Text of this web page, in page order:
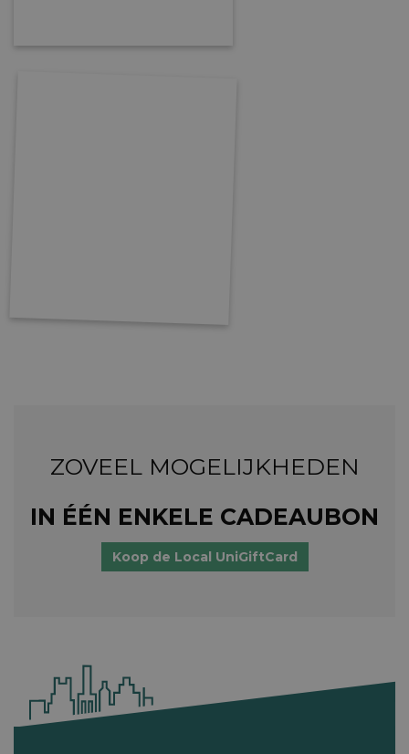
ZOVEEL MOGELIJKHEDEN
IN ÉÉN ENKELE CADEAUBON
Koop de Local UniGiftCard